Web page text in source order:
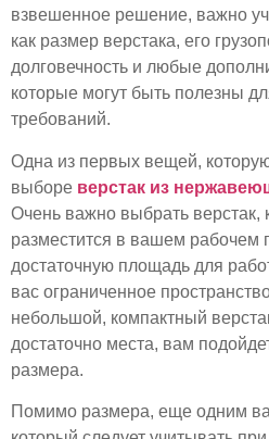
взвешенное решение, важно
как размер верстака, его
долговечность и любые
которые могут быть полезны
требований.
Одна из первых вещей,
выборе верстак из
Очень важно выбрать верстак,
разместится в вашем рабочем
достаточную площадь для
вас ограниченное
небольшой, компактный
достаточно места, вам
размера.
Помимо размера, еще одним